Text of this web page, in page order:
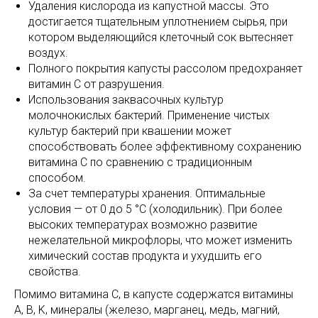
Удаления кислорода из капустной массы. Это
достигается тщательным уплотнением сырья, при
котором выделяющийся клеточный сок вытесняет
воздух.
Полного покрытия капусты рассолом предохраняет
витамин С от разрушения.
Использования заквасочных культур
молочнокислых бактерий. Применение чистых
культур бактерий при квашении может
способствовать более эффективному сохранению
витамина С по сравнению с традиционным
способом.
За счет температуры хранения. Оптимальные
условия — от 0 до 5 °C (холодильник). При более
высоких температурах возможно развитие
нежелательной микрофлоры, что может изменить
химический состав продукта и ухудшить его
свойства.
Помимо витамина С, в капусте содержатся витамины
A, B, K, минералы (железо, марганец, медь, магний,